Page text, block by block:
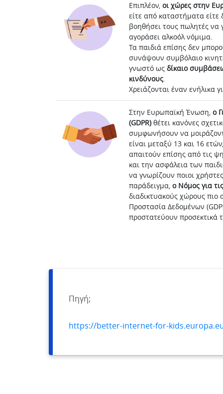
Επιπλέον, οι χώρες στην
είτε από καταστήματα
βοηθήσει τους πωλητές να
αγοράσει αλκοόλ νόμιμα.
Τα παιδιά επίσης δεν
συνάψουν συμβόλαιο
γνωστό ως δίκαιο
κινδύνους.
Χρειάζονται έναν ενήλικα
Στην Ευρωπαϊκή Ένωση, ο
(GDPR)θέτει κανόνες
συμφωνήσουν να
είναι μεταξύ 13 και 16
απαιτούν επίσης από τις
και την ασφάλεια των
να γνωρίζουν ποιοι
παράδειγμα, ο Νόμος για
διαδικτυακούς χώρους πιο
Προστασία Δεδομένων
προστατεύουν προσεκτικά
Πηγή;
https://better-internet-for-